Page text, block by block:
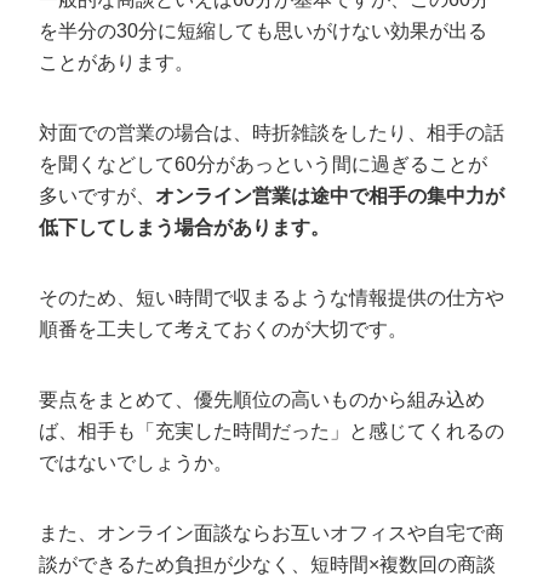
を半分の30分に短縮しても思いがけない効果が出る
ことがあります。
対面での営業の場合は、時折雑談をしたり、相手の話
を聞くなどして60分があっという間に過ぎることが
多いですが、 オンライン営業は途中で相手の集中力が
低下してしまう場合があります。
そのため、短い時間で収まるような情報提供の仕方や
順番を工夫して考えておくのが大切です。
要点をまとめて、優先順位の高いものから組み込め
ば、相手も「充実した時間だった」と感じてくれるの
ではないでしょうか。
また、オンライン面談ならお互いオフィスや自宅で商
談ができるため負担が少なく、短時間×複数回の商談